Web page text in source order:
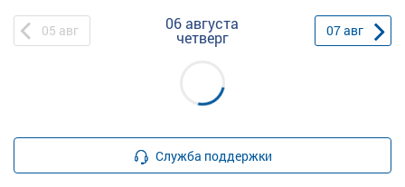
05 авг 06 августа
четверг 07авг
Служба поддержки